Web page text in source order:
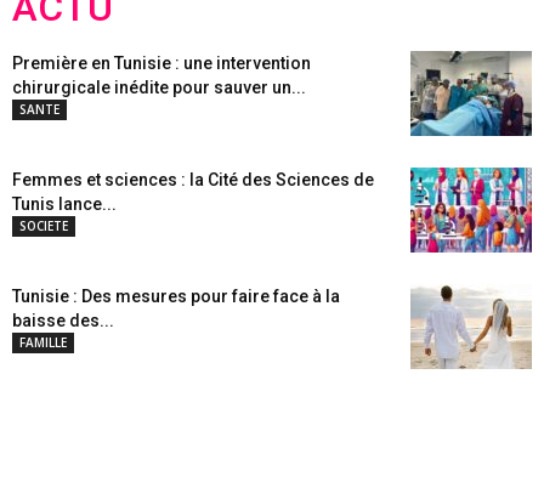
Première en Tunisie : une intervention
chirurgicale inédite pour sauver un...
SANTE
Femmes et sciences : la Cité des Sciences de
Tunis lance...
SOCIETE
Tunisie : Des mesures pour faire face à la
baisse des...
FAMILLE